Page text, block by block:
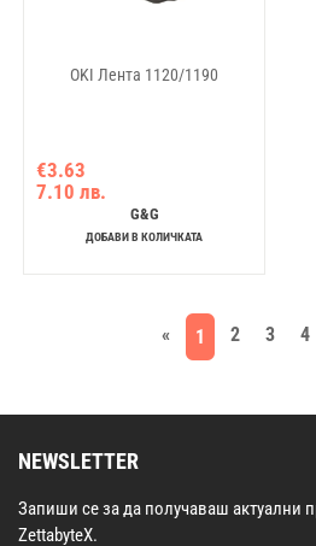
OKI Лента 1120/1190
€3.63
7.10 лв.
G&G
ДОБАВИ В КОЛИЧКАТА
« 1 2 3 4
NEWSLETTER
Запиши се за да получаваш актуални
ZettabyteX.